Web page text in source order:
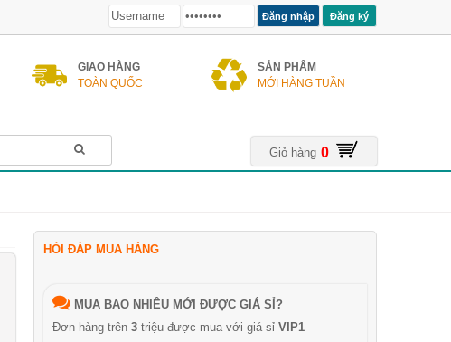
Đăng ký
GIAO HÀNG
TOÀN QUỐC
SẢN PHẨM
MỚI HÀNG TUẦN
Giỏ hàng 0
HỎI ĐÁP MUA HÀNG
MUA BAO NHIÊU MỚI ĐƯỢC GIÁ SỈ?
Đơn hàng trên 3 triệu được mua với giá sỉ VIP1